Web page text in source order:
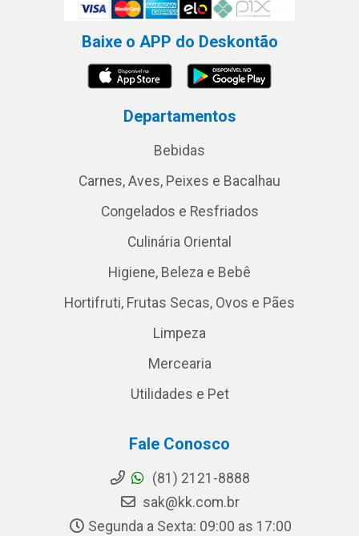
Baixe o APP do Deskontão
Departamentos
Bebidas
Carnes, Aves, Peixes e Bacalhau
Congelados e Resfriados
Culinária Oriental
Higiene, Beleza e Bebê
Hortifruti, Frutas Secas, Ovos e Pães
Limpeza
Mercearia
Utilidades e Pet
Fale Conosco
(81) 2121-8888
sak@kk.com.br
Segunda a Sexta: 09:00 as 17:00